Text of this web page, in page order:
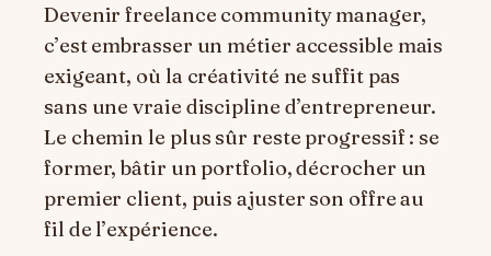
Devenir freelance community manager,
c’est embrasser un métier accessible mais
exigeant, où la créativité ne suffit pas
sans une vraie discipline d’entrepreneur.
Le chemin le plus sûr reste progressif : se
former, bâtir un portfolio, décrocher un
premier client, puis ajuster son offre au
fil de l’expérience.